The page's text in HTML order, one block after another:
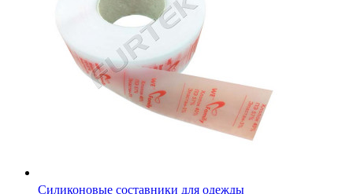
Силиконовые составники для одежды